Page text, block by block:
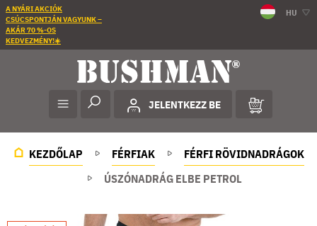
A NYÁRI AKCIÓK
CSÚCSPONTJÁN VAGYUNK –
AKÁR 70 %-OS
KEDVEZMÉNY!☀️
HU
JELENTKEZZ BE
KEZDŐLAP FÉRFIAK
FÉRFI RÖVIDNADRÁGOK
ÚSZÓNADRÁG ELBE PETROL